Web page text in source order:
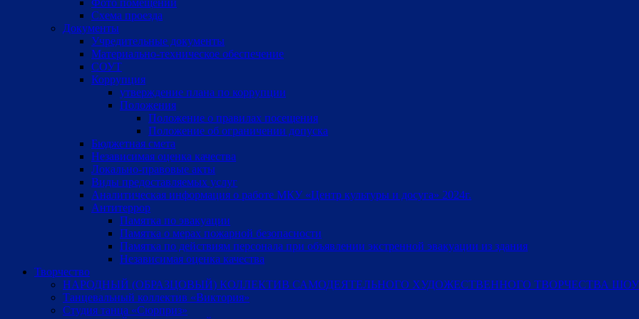
Схема проезда
Документы
Учредительные документы
Материально-техническое обеспечение
СОУТ
Коррупция
утверждение плана по коррупции
Положения
Положение о правилах посещения
Положение об ограничении допуска
Бюджетная смета
Независимая оценка качества
Локально-правовые акты
Виды предоставляемых услуг
Аналитическая информация о работе МКУ «Центр культуры и досуга» 2024г.
Антитеррор
Памятка по эвакуации
Памятка о мерах пожарной безопасности
Памятка по действиям персонала при объявлении экстренной эвакуации из здания
Независимая оценка качества
Творчество
НАРОДНЫЙ (ОБРАЗЦОВЫЙ) КОЛЛЕКТИВ САМОДЕЯТЕЛЬНОГО ХУДОЖЕСТВЕННОГО ТВОРЧЕСТВА
Танцевальный коллектив «Виктория»
Студия танца «Сюрприз»